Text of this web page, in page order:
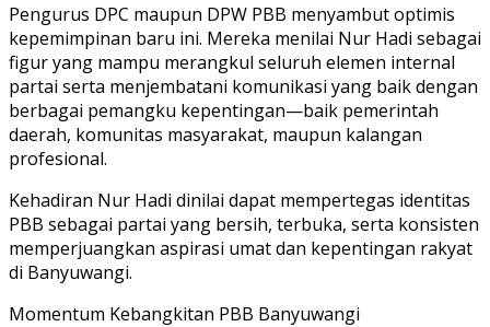
Pengurus DPC maupun DPW PBB menyambut optimis
kepemimpinan baru ini. Mereka menilai Nur Hadi sebagai
figur yang mampu merangkul seluruh elemen internal
partai serta menjembatani komunikasi yang baik dengan
berbagai pemangku kepentingan—baik pemerintah
daerah, komunitas masyarakat, maupun kalangan
profesional.
Kehadiran Nur Hadi dinilai dapat mempertegas identitas
PBB sebagai partai yang bersih, terbuka, serta konsisten
memperjuangkan aspirasi umat dan kepentingan rakyat
di Banyuwangi.
Momentum Kebangkitan PBB Banyuwangi